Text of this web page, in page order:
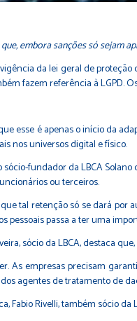
embora sanções só sejam
da lei geral de proteção
fazem referência à LGPD.
esse é apenas o início da
nos universos digital e físico.
fundador da LBCA
ou terceiros.
tal retenção só se dará por
pessoais passa a ter uma
sócio da LBCA, destaca
As empresas precisam
agentes de tratamento de
Fabio Rivelli, também sócio